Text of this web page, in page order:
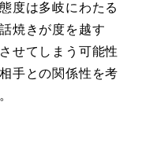
度は多岐にわたる
焼きが度を越す
せてしまう可能性
手との関係性を考